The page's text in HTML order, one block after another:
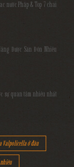
nước Pháp & Top 7 chai
Được Săn Đón Nhiều
sự quan tâm nhiều nhất
Valpolicella ở đâu